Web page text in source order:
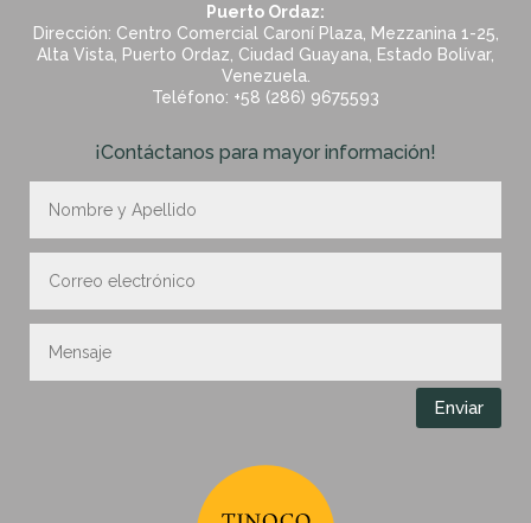
Puerto Ordaz:
Dirección: Centro Comercial Caroní Plaza, Mezzanina 1-25,
Alta Vista, Puerto Ordaz, Ciudad Guayana, Estado Bolívar,
Venezuela.
Teléfono: +58 (286) 9675593
¡Contáctanos para mayor información!
Enviar